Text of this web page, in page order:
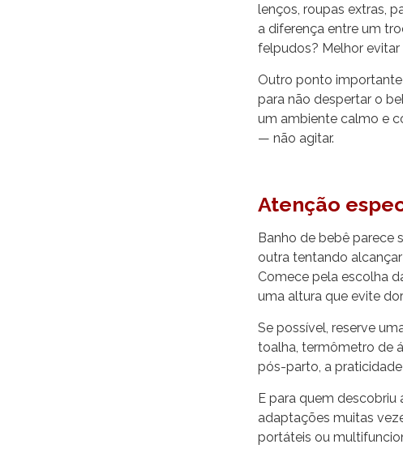
lenços, roupas extras,
a diferença entre um
felpudos? Melhor
Outro ponto importante
para não despertar o
um ambiente calmo e
— não agitar.
Atenção
Banho de bebê parece
outra tentando
Comece pela escolha
uma altura que evite
Se possível, reserve
toalha, termômetro de
pós-parto, a
E para quem
adaptações muitas
portáteis ou